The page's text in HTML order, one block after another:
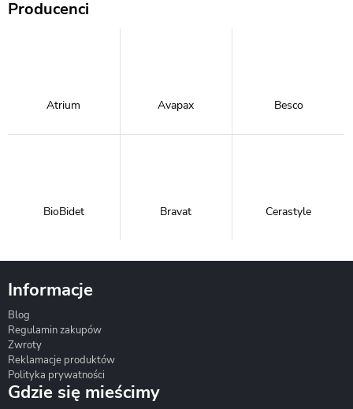
Producenci
Atrium Avapax Besco
BioBidet Bravat Cerastyle
Informacje
Blog
Regulamin zakupów
Zwroty
Reklamacje produktów
Polityka prywatności
Gdzie się mieścimy